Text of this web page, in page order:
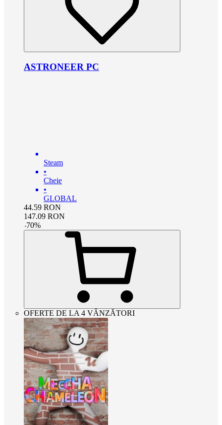
ASTRONEER PC
Steam
•
Cheie
•
GLOBAL
44.59 RON
147.09 RON
-70%
OFERTE DE LA 4 VÂNZĂTORI